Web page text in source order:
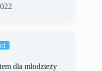
dla młodzieży